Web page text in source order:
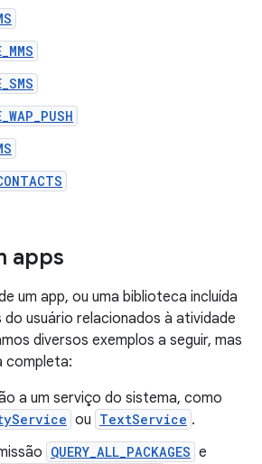
apps
um app, ou uma biblioteca incluída
usuário relacionados à atividade
diversos exemplos a seguir, mas
completa:
a um serviço do sistema, como
ou TextService .
QUERY_ALL_PACKAGES e